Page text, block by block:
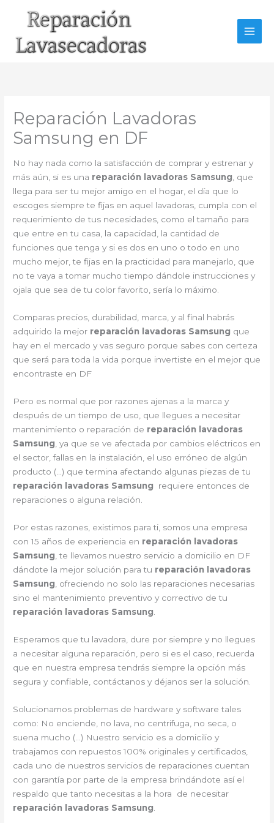
Reparación Lavadoras
Samsung en DF
No hay nada como la satisfacción de comprar y estrenar y
más aún, si es una reparación lavadoras Samsung, que
llega para ser tu mejor amigo en el hogar, el día que lo
escoges siempre te fijas en aquel lavadoras, cumpla con el
requerimiento de tus necesidades, como el tamaño para
que entre en tu casa, la capacidad, la cantidad de
funciones que tenga y si es dos en uno o todo en uno
mucho mejor, te fijas en la practicidad para manejarlo, que
no te vaya a tomar mucho tiempo dándole instrucciones y
ojala que sea de tu color favorito, sería lo máximo.
Comparas precios, durabilidad, marca, y al final habrás
adquirido la mejor reparación lavadoras Samsung que
hay en el mercado y vas seguro porque sabes con certeza
que será para toda la vida porque invertiste en el mejor que
encontraste en DF
Pero es normal que por razones ajenas a la marca y
después de un tiempo de uso, que llegues a necesitar
mantenimiento o reparación de reparación lavadoras
Samsung , ya que se ve afectada por cambios eléctricos en
el sector, fallas en la instalación, el uso erróneo de algún
producto (…) que termina afectando algunas piezas de tu
reparación lavadoras Samsung requiere entonces de
reparaciones o alguna relación.
Por estas razones, existimos para ti, somos una empresa
con 15 años de experiencia en reparación lavadoras
Samsung , te llevamos nuestro servicio a domicilio en DF
dándote la mejor solución para tu reparación lavadoras
Samsung , ofreciendo no solo las reparaciones necesarias
sino el mantenimiento preventivo y correctivo de tu
reparación lavadoras Samsung
Esperamos que tu lavadora, dure por siempre y no llegues
a necesitar alguna reparación, pero si es el caso, recuerda
que en nuestra empresa tendrás siempre la opción más
segura y confiable, contáctanos y déjanos ser la solución.
Solucionamos problemas de hardware y software tales
como: No enciende, no lava, no centrifuga, no seca, o
suena mucho (…) Nuestro servicio es a domicilio y
trabajamos con repuestos 100% originales y certificados,
cada uno de nuestros servicios de reparaciones cuentan
con garantía por parte de la empresa brindándote así el
respaldo que tanto necesitas a la hora de necesitar
reparación lavadoras Samsung